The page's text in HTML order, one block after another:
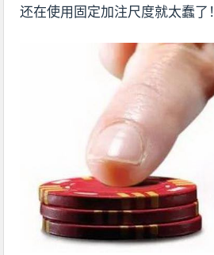
还在使用固定加注尺度就太蠢了！